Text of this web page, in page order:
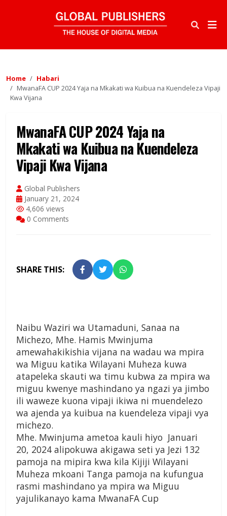
Home
Habari
MwanaFA CUP 2024 Yaja na Mkakati wa Kuibua na Kuendeleza Vipaji
Kwa Vijana
MwanaFA CUP 2024 Yaja na
Mkakati wa Kuibua na Kuendeleza
Vipaji Kwa Vijana
Global Publishers
January 21, 2024
4,606 views
0 Comments
SHARE THIS:
Naibu Waziri wa Utamaduni, Sanaa na
Michezo, Mhe. Hamis Mwinjuma
amewahakikishia vijana na wadau wa mpira
wa Miguu katika Wilayani Muheza kuwa
atapeleka skauti wa timu kubwa za mpira wa
miguu kwenye mashindano ya ngazi ya jimbo
ili waweze kuona vipaji ikiwa ni muendelezo
wa ajenda ya kuibua na kuendeleza vipaji vya
michezo.
Mhe. Mwinjuma ametoa kauli hiyo Januari
20, 2024 alipokuwa akigawa seti ya Jezi 132
pamoja na mipira kwa kila Kijiji Wilayani
Muheza mkoani Tanga pamoja na kufungua
rasmi mashindano ya mpira wa Miguu
yajulikanayo kama MwanaFA Cup